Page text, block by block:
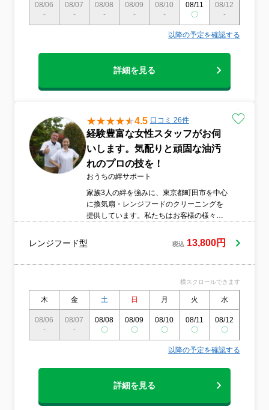
08/06
-
08/07
-
08/08
-
08/09
-
08/10
-
08/11
〇
08/12
-
以降の予定を確認する
詳細を見る
4.5 口コミ 26件
経験豊富な女性スタッフがお伺
いします。気配りと頑固な油汚
れのプロの技を！
おうちの絆サポート
家族3人の絆を強みに、東京都町田市を中心
に換気扇・レンジフードのクリーニングを
提供しています。私たちはお客様の様々な
成しました！また昨年度のお客様満足度は
96％で、「親切」「ていねい」「きれい」
協会で修行を積み、エコ洗剤を使用、夫婦
や親子でお伺いするなど女性同行も可能で
うちの絆サポートで検索。ホームページも
ご確認ください
レンジフード型 税込 13,800円
横スクロールできます
木 金 土 日 月 火 水
08/06
-
08/07
-
08/08
〇
08/09
〇
08/10
〇
08/11
〇
08/12
〇
以降の予定を確認する
詳細を見る